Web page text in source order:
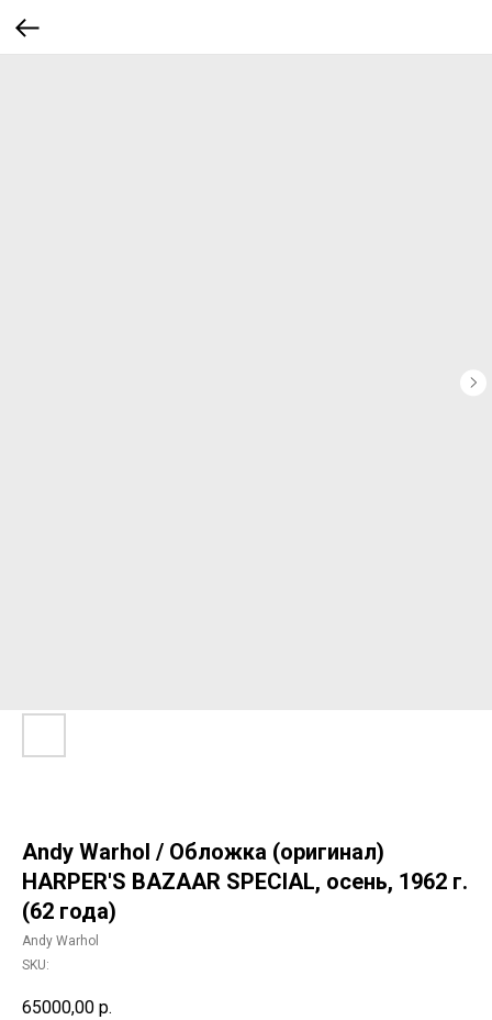
Andy Warhol / Обложка (оригинал)
HARPER'S BAZAAR SPECIAL, осень, 1962 г.
(62 года)
Andy Warhol
SKU:
65000,00 р.